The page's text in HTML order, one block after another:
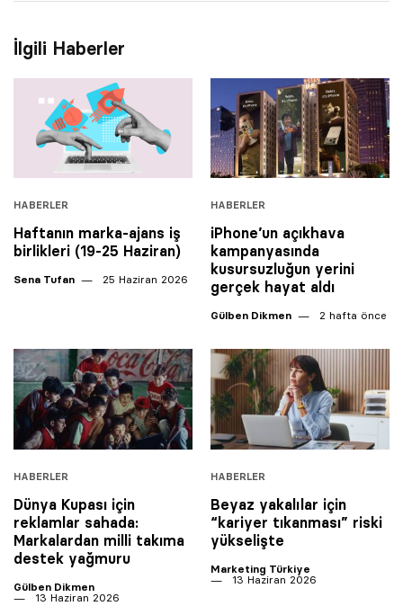
İlgili Haberler
HABERLER
Haftanın marka-ajans iş
birlikleri (19-25 Haziran)
Sena Tufan 25 Haziran 2026
HABERLER
iPhone’un açıkhava
kampanyasında
kusursuzluğun yerini
gerçek hayat aldı
Gülben Dikmen 2 hafta önce
HABERLER
Dünya Kupası için
reklamlar sahada:
Markalardan milli takıma
destek yağmuru
Gülben Dikmen
13 Haziran 2026
HABERLER
Beyaz yakalılar için
“kariyer tıkanması” riski
yükselişte
Marketing Türkiye
13 Haziran 2026